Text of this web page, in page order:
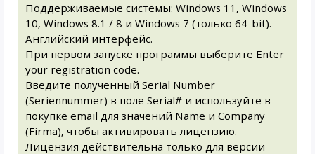
Поддерживаемые системы: Windows 11, Windows
10, Windows 8.1 / 8 и Windows 7 (только 64-bit).
Английский интерфейс.
При первом запуске программы выберите Enter
your registration code.
Введите полученный Serial Number
(Seriennummer) в поле Serial# и используйте в
покупке email для значений Name и Company
(Firma), чтобы активировать лицензию.
Лицензия действительна только для версии